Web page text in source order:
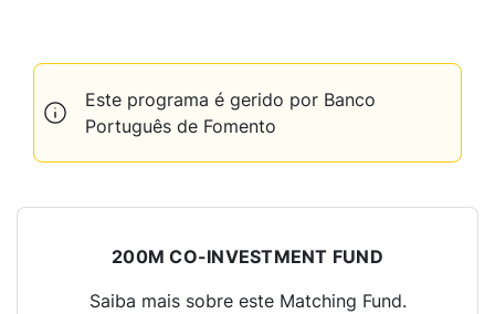
Este programa é gerido por Banco
Português de Fomento
200M CO-INVESTMENT FUND
Saiba mais sobre este Matching Fund.